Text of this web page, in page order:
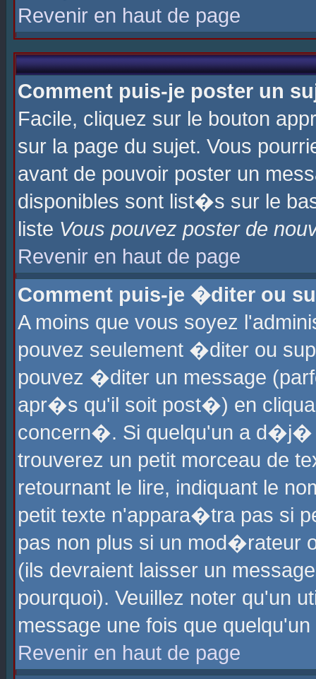
Revenir en haut de page
Comment puis-je poster un
Facile, cliquez sur le bouton
sur la page du sujet. Vous
avant de pouvoir poster un
disponibles sont list�s sur le
liste Vous pouvez poster de
Revenir en haut de page
Comment puis-je �diter ou
A moins que vous soyez
pouvez seulement �diter ou
pouvez �diter un message
apr�s qu'il soit post�) en
concern�. Si quelqu'un a
trouverez un petit morceau de
retournant le lire, indiquant le
petit texte n'appara�tra pas si
pas non plus si un mod�rateur
(ils devraient laisser un
pourquoi). Veuillez noter qu'un
message une fois que
Revenir en haut de page